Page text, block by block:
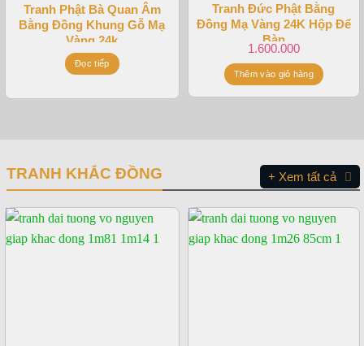
Tranh Phật Bà Quan Âm
Bằng Đồng Khung Gỗ Mạ
Vàng 24k
Đọc tiếp
Tranh Đức Phật Bằng
Đồng Mạ Vàng 24K Hộp Để
Bàn
1.600.000
Thêm vào giỏ hàng
TRANH KHẮC ĐỒNG + Xem tất cả